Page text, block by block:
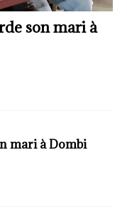
son mari à
mari à Dombi